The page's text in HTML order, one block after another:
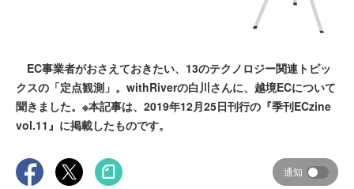
EC事業者がおさえておきたい、13のテクノロジー関連トピッ
クスの「定点観測」。withRiverの白川さんに、越境ECについて
聞きました。※本記事は、2019年12月25日刊行の『季刊ECzine
vol.11』に掲載したものです。
通知